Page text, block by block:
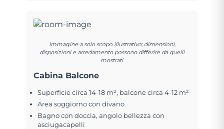
Immagine a solo scopo illustrativo; dimensioni,
disposizioni e arredamento possono differire da quelli
mostrati.
Cabina Balcone
Superficie circa 14-18 m², balcone circa 4-12 m²
Area soggiorno con divano
Bagno con doccia, angolo bellezza con
asciugacapelli